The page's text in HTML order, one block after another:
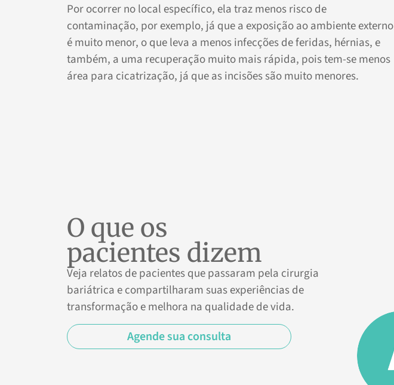
Por ocorrer no local específico, ela traz menos risco de
contaminação, por exemplo, já que a exposição ao ambiente externo
é muito menor, o que leva a menos infecções de feridas, hérnias, e
também, a uma recuperação muito mais rápida, pois tem-se menos
área para cicatrização, já que as incisões são muito menores.
O que os
pacientes dizem
Veja relatos de pacientes que passaram pela cirurgia
bariátrica e compartilharam suas experiências de
transformação e melhora na qualidade de vida.
Agende sua consulta